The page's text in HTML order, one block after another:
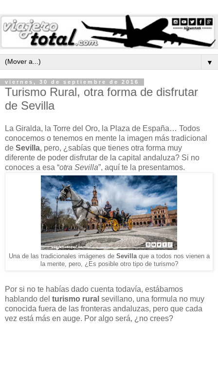
▼
viernes, 30 de septiembre de 2016
Turismo Rural, otra forma de disfrutar
de Sevilla
La Giralda, la Torre del Oro, la Plaza de España… Todos
conocemos o tenemos en mente la imagen más tradicional
de Sevilla, pero, ¿sabías que tienes otra forma muy
diferente de poder disfrutar de la capital andaluza? Si no
conoces a esa “otra Sevilla”, aquí te la presentamos.
Una de las tradicionales imágenes de Sevillaque a todos nos vienen a
la mente, pero, ¿Es posible otro tipo de turismo?
Por si no te habías dado cuenta todavía, estábamos
hablando del turismo rural sevillano, una formula no muy
conocida fuera de las fronteras andaluzas, pero que cada
vez está más en auge. Por algo será, ¿no crees?